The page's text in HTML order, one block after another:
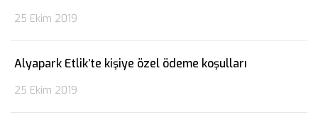
25 Ekim 2019
Alyapark Etlik’te kişiye özel ödeme koşulları
25 Ekim 2019